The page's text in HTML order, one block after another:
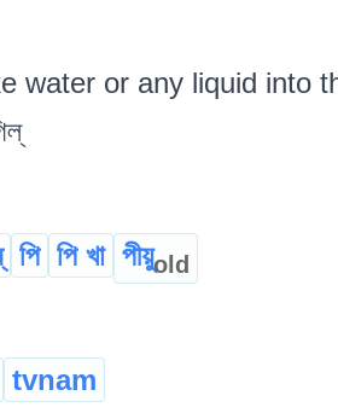
water or any liquid into
পি পি খা পীয়ুold
tvnam